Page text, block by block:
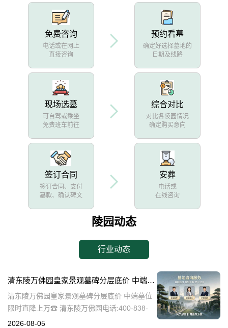
免费咨询
电话或在网上
直接咨询
预约看墓
确定好选择墓地的
日期及线路
现场选墓
可自驾或乘坐
免费班车前往
综合对比
对比各陵园情况
确定购买意向
签订合同
签订合同、支付
墓款、确认碑文
安葬
电话或
在线咨询
陵园动态
行业动态
清东陵万佛园皇家景观墓碑分层底价 中端墓位限时直降上万
清东陵万佛园皇家景观墓碑分层底价 中端墓位
限时直降上万☎ 清东陵万佛园电话:400-838-
5063清东陵万佛园，作为中国历史上著名的皇
2026-08-05